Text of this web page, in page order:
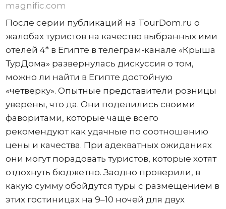
magnific.com
После серии публикаций на TourDom.ru о
жалобах туристов на качество выбранных ими
отелей 4* в Египте в телеграм-канале «Крыша
ТурДома» развернулась дискуссия о том,
можно ли найти в Египте достойную
«четверку». Опытные представители розницы
уверены, что да. Они поделились своими
фаворитами, которые чаще всего
рекомендуют как удачные по соотношению
цены и качества. При адекватных ожиданиях
они могут порадовать туристов, которые хотят
отдохнуть бюджетно. Заодно проверили, в
какую сумму обойдутся туры с размещением в
этих гостиницах на 9–10 ночей для двух